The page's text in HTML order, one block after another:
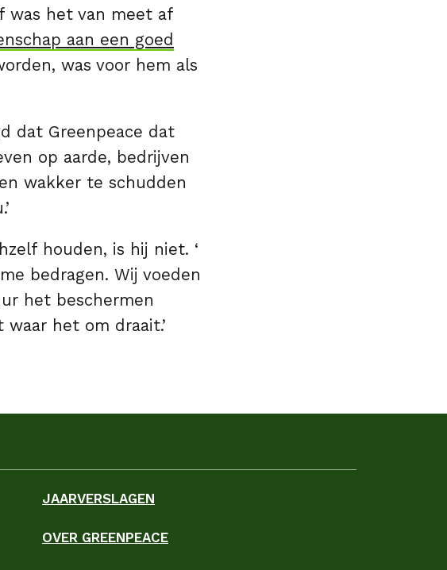
was het van meet af
aan een goed
was voor hem als
dat Greenpeace dat
op aarde, bedrijven
wakker te schudden
houden, is hij niet. ‘
bedragen. Wij voeden
het beschermen
het om draait.’
JAARVERSLAGEN
OVER GREENPEACE